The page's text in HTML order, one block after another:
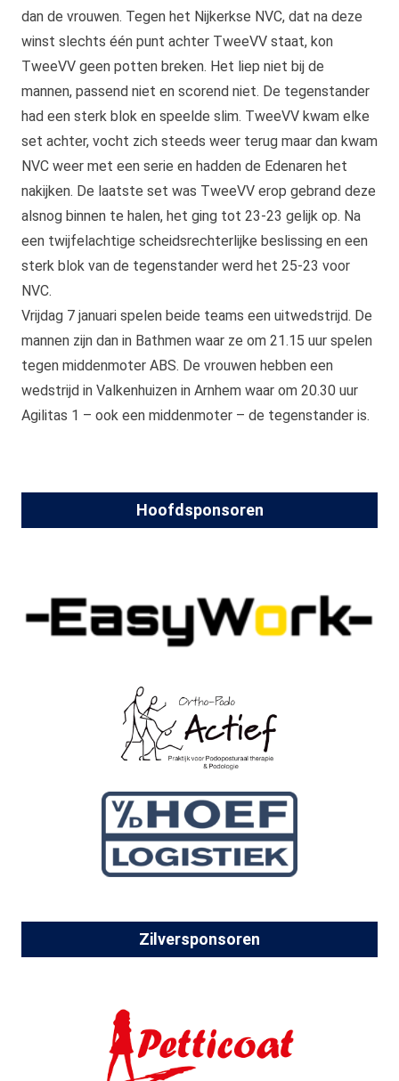
dan de vrouwen. Tegen het Nijkerkse NVC, dat na deze
winst slechts één punt achter TweeVV staat, kon
TweeVV geen potten breken. Het liep niet bij de
mannen, passend niet en scorend niet. De tegenstander
had een sterk blok en speelde slim. TweeVV kwam elke
set achter, vocht zich steeds weer terug maar dan kwam
NVC weer met een serie en hadden de Edenaren het
nakijken. De laatste set was TweeVV erop gebrand deze
alsnog binnen te halen, het ging tot 23-23 gelijk op. Na
een twijfelachtige scheidsrechterlijke beslissing en een
sterk blok van de tegenstander werd het 25-23 voor
NVC.
Vrijdag 7 januari spelen beide teams een uitwedstrijd. De
mannen zijn dan in Bathmen waar ze om 21.15 uur spelen
tegen middenmoter ABS. De vrouwen hebben een
wedstrijd in Valkenhuizen in Arnhem waar om 20.30 uur
Agilitas 1 – ook een middenmoter – de tegenstander is.
Hoofdsponsoren
Zilversponsoren